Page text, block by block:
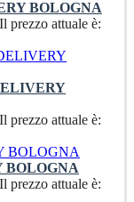
BOLOGNA
Il prezzo attuale è:
Il prezzo attuale è:
BOLOGNA
Il prezzo attuale è: